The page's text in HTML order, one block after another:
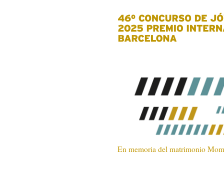
En memoria del matrimonio